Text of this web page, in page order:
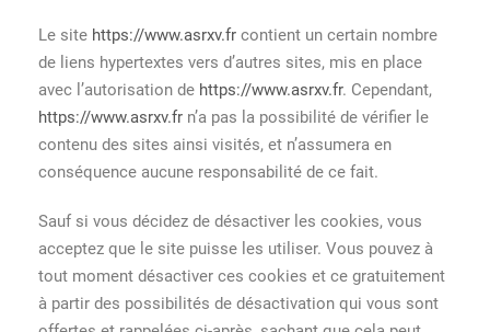
Le site https://www.asrxv.fr contient un certain nombre
de liens hypertextes vers d’autres sites, mis en place
avec l’autorisation de https://www.asrxv.fr. Cependant,
https://www.asrxv.fr n’a pas la possibilité de vérifier le
contenu des sites ainsi visités, et n’assumera en
conséquence aucune responsabilité de ce fait.
Sauf si vous décidez de désactiver les cookies, vous
acceptez que le site puisse les utiliser. Vous pouvez à
tout moment désactiver ces cookies et ce gratuitement
à partir des possibilités de désactivation qui vous sont